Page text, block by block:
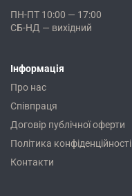
ПН-ПТ 10:00 — 17:00
СБ-НД — вихідний
Інформація
Про нас
Співпраця
Договір публічної оферти
Політика конфіденційності
Контакти